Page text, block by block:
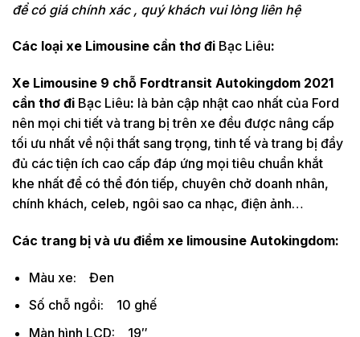
để có giá chính xác , quý khách vui lòng liên hệ
Các loại xe Limousine cần thơ đi Bạc Liêu:
Xe Limousine 9 chỗ Fordtransit Autokingdom 2021
cần thơ đi Bạc Liêu: là bản cập nhật cao nhất của Ford
nên mọi chi tiết và trang bị trên xe đều được nâng cấp
tối ưu nhất về nội thất sang trọng, tinh tế và trang bị đầy
đủ các tiện ích cao cấp đáp ứng mọi tiêu chuẩn khắt
khe nhất để có thể đón tiếp, chuyên chở doanh nhân,
chính khách, celeb, ngôi sao ca nhạc, điện ảnh…
​Các trang bị và ưu điểm xe limousine Autokingdom:
Màu xe: Đen
Số chỗ ngồi: 10 ghế
Màn hình LCD: 19″